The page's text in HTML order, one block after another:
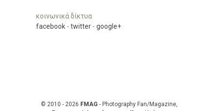
κοινωνικά δίκτυα
facebook - twitter - google+
© 2010 - 2026 FMAG - Photography Fan/Magazine,